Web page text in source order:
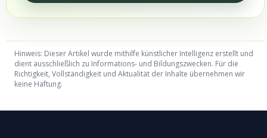
Hinweis: Dieser Artikel wurde mithilfe künstlicher Intelligenz erstellt und
dient ausschließlich zu Informations- und Bildungszwecken. Für die
Richtigkeit, Vollständigkeit und Aktualität der Inhalte übernehmen wir
keine Haftung.